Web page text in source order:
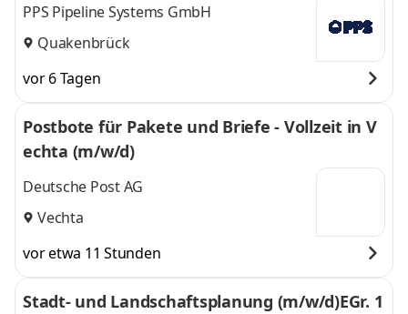
PPS Pipeline Systems GmbH
Quakenbrück
vor 6 Tagen
Postbote für Pakete und Briefe - Vollzeit in V
echta (m/w/d)
Deutsche Post AG
Vechta
vor etwa 11 Stunden
Stadt- und Landschaftsplanung (m/w/d)EGr. 1